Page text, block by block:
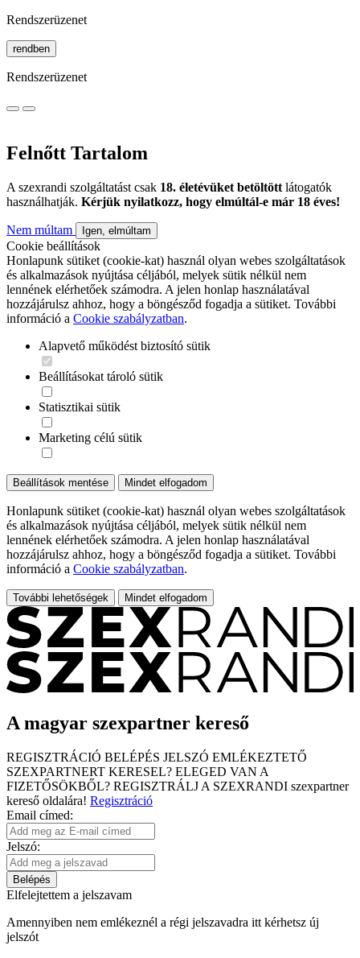
Rendszerüzenet
rendben
Rendszerüzenet
Felnőtt Tartalom
A szexrandi szolgáltatást csak 18. életévüket betöltött látogatók
használhatják. Kérjük nyilatkozz, hogy elmúltál-e már 18 éves!
Nem múltam Igen, elmúltam
Cookie beállítások
Honlapunk sütiket (cookie-kat) használ olyan webes szolgáltatások
és alkalmazások nyújtása céljából, melyek sütik nélkül nem
lennének elérhetőek számodra. A jelen honlap használatával
hozzájárulsz ahhoz, hogy a böngésződ fogadja a sütiket. További
információ a Cookie szabályzatban.
Alapvető működést biztosító sütik
Beállításokat tároló sütik
Statisztikai sütik
Marketing célú sütik
Beállítások mentése Mindet elfogadom
Honlapunk sütiket (cookie-kat) használ olyan webes szolgáltatások
és alkalmazások nyújtása céljából, melyek sütik nélkül nem
lennének elérhetőek számodra. A jelen honlap használatával
hozzájárulsz ahhoz, hogy a böngésződ fogadja a sütiket. További
információ a Cookie szabályzatban.
További lehetőségek Mindet elfogadom
A magyar szexpartner kereső
REGISZTRÁCIÓ BELÉPÉS JELSZÓ EMLÉKEZTETŐ
SZEXPARTNERT KERESEL? ELEGED VAN A
FIZETŐSÖKBŐL? REGISZTRÁLJ A SZEXRANDI szexpartner
kereső oldalára! Regisztráció
Email címed:
Jelszó:
Belépés
Elfelejtettem a jelszavam
Amennyiben nem emlékeznél a régi jelszavadra itt kérhetsz új
jelszót